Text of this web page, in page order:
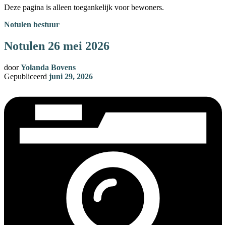
Deze pagina is alleen toegankelijk voor bewoners.
Notulen bestuur
Notulen 26 mei 2026
doorYolanda Bovens
Gepubliceerd juni 29, 2026